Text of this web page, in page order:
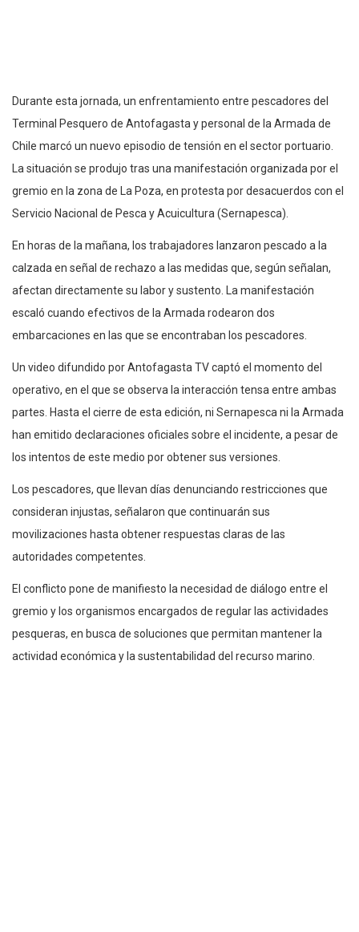
Durante esta jornada, un enfrentamiento entre pescadores del
Terminal Pesquero de Antofagasta y personal de la Armada de
Chile marcó un nuevo episodio de tensión en el sector portuario.
La situación se produjo tras una manifestación organizada por el
gremio en la zona de La Poza, en protesta por desacuerdos con el
Servicio Nacional de Pesca y Acuicultura (Sernapesca).
En horas de la mañana, los trabajadores lanzaron pescado a la
calzada en señal de rechazo a las medidas que, según señalan,
afectan directamente su labor y sustento. La manifestación
escaló cuando efectivos de la Armada rodearon dos
embarcaciones en las que se encontraban los pescadores.
Un video difundido por Antofagasta TV captó el momento del
operativo, en el que se observa la interacción tensa entre ambas
partes. Hasta el cierre de esta edición, ni Sernapesca ni la Armada
han emitido declaraciones oficiales sobre el incidente, a pesar de
los intentos de este medio por obtener sus versiones.
Los pescadores, que llevan días denunciando restricciones que
consideran injustas, señalaron que continuarán sus
movilizaciones hasta obtener respuestas claras de las
autoridades competentes.
El conflicto pone de manifiesto la necesidad de diálogo entre el
gremio y los organismos encargados de regular las actividades
pesqueras, en busca de soluciones que permitan mantener la
actividad económica y la sustentabilidad del recurso marino.